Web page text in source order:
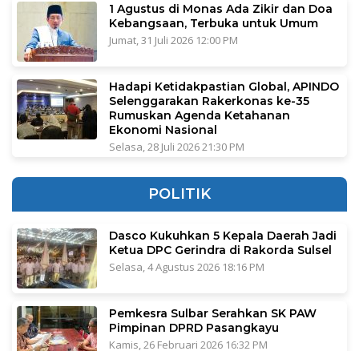
1 Agustus di Monas Ada Zikir dan Doa
Kebangsaan, Terbuka untuk Umum
Jumat, 31 Juli 2026 12:00 PM
Hadapi Ketidakpastian Global, APINDO
Selenggarakan Rakerkonas ke-35
Rumuskan Agenda Ketahanan
Ekonomi Nasional
Selasa, 28 Juli 2026 21:30 PM
POLITIK
Dasco Kukuhkan 5 Kepala Daerah Jadi
Ketua DPC Gerindra di Rakorda Sulsel
Selasa, 4 Agustus 2026 18:16 PM
Pemkesra Sulbar Serahkan SK PAW
Pimpinan DPRD Pasangkayu
Kamis, 26 Februari 2026 16:32 PM